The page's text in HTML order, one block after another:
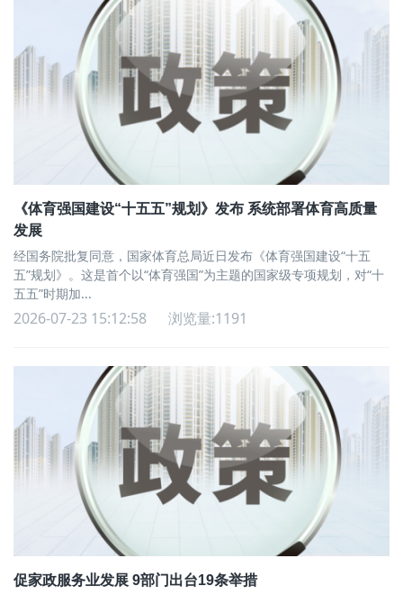
《体育强国建设“十五五”规划》发布 系统部署体育高质量
发展
经国务院批复同意，国家体育总局近日发布《体育强国建设“十五
五”规划》。这是首个以“体育强国”为主题的国家级专项规划，对“十
五五”时期加...
2026-07-23 15:12:58 浏览量:1191
促家政服务业发展 9部门出台19条举措